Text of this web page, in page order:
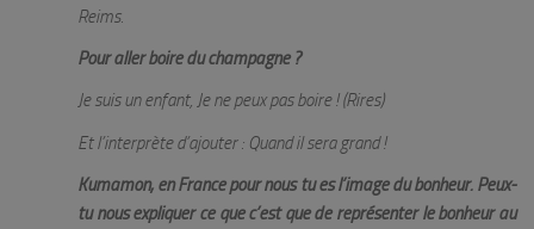
Reims.
Pour aller boire du champagne ?
Je suis un enfant, Je ne peux pas boire ! (Rires)
Et l’interprète d’ajouter : Quand il sera grand !
Kumamon, en France pour nous tu es l’image du bonheur. Peux-
tu nous expliquer ce que c’est que de représenter le bonheur au